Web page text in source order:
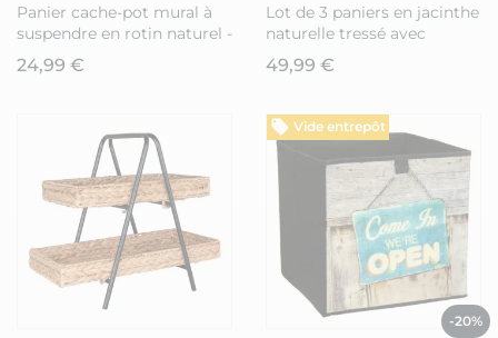
Panier cache-pot mural à
suspendre en rotin naturel -
KELIA
24,99 €
Lot de 3 paniers en jacinthe
naturelle tressé avec
couvercle en bois - BOLIVIA
49,99 €
Vide entrepôt
-20%